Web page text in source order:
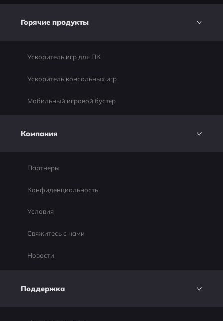
Горячие продукты
Ускоритель игр для ПК
Ускоритель консольных игр
Мобильный игровой бустер
Компания
Партнеры
Конфиденциальность
Условия
Свяжитесь с нами
Новости
Поддержка